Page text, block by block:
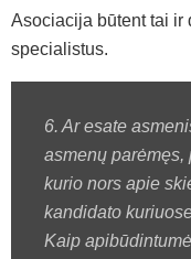
Asociacija būtent tai ir
specialistus.
6. Ar esate
asmenų parėmęs,
kurio nors apie
kandidato
Kaip